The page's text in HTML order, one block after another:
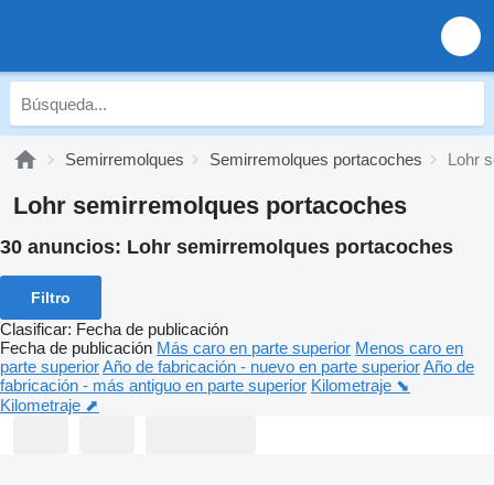
Semirremolques Semirremolques portacoches Lohr
Lohr semirremolques portacoches
30 anuncios: Lohr semirremolques portacoches
Filtro
Clasificar: Fecha de publicación
Fecha de publicación Más caro en parte superior Menos caro en
parte superiorAño de fabricación - nuevo en parte superiorAño de
fabricación - más antiguo en parte superior Kilometraje ⬊
Kilometraje ⬈